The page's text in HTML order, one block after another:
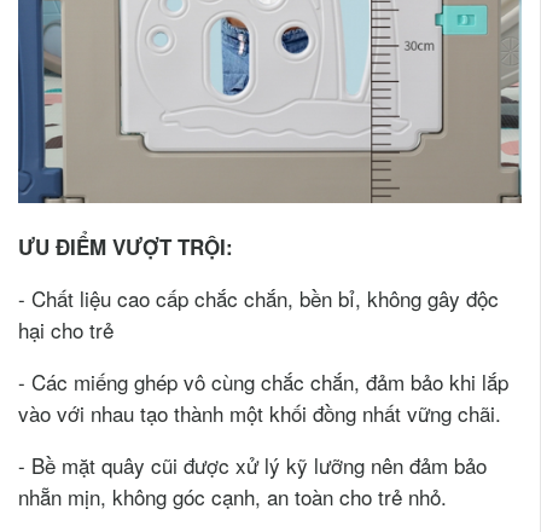
ƯU ĐIỂM VƯỢT TRỘI:
- Chất liệu cao cấp chắc chắn, bền bỉ, không gây độc
hại cho trẻ
- Các miếng ghép vô cùng chắc chắn, đảm bảo khi lắp
vào với nhau tạo thành một khối đồng nhất vững chãi.
- Bề mặt quây cũi được xử lý kỹ lưỡng nên đảm bảo
nhẵn mịn, không góc cạnh, an toàn cho trẻ nhỏ.